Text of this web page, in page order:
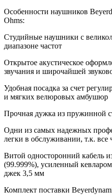
Особенности наушников
Ohms:
Студийные наушники с
диапазоне частот
Открытое акустическое
звучания и широчайшей
Удобная посадка за счет
и мягких велюровых амбушюр
Прочная дужка из пружинной
Одни из самых надежных
легки в обслуживании, т.к. все
Витой односторонний кабель
(99.999%), усиленный
джек 3,5 мм
Комплект поставки